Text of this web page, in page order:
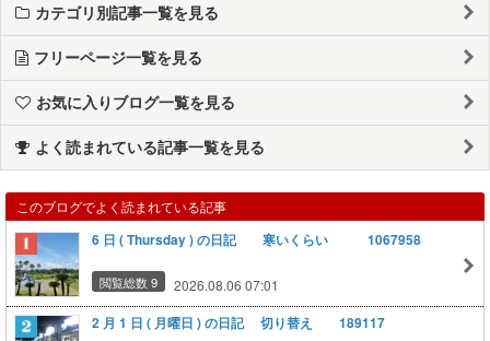
カテゴリ別記事一覧を見る
フリーページ一覧を見る
お気に入りブログ一覧を見る
よく読まれている記事一覧を見る
このブログでよく読まれている記事
6 日 ( Thursday ) の日記 寒いくらい 1067958
閲覧総数 9 2026.08.06 07:01
2 月 1 日 ( 月曜日 ) の日記 切り替え 189117